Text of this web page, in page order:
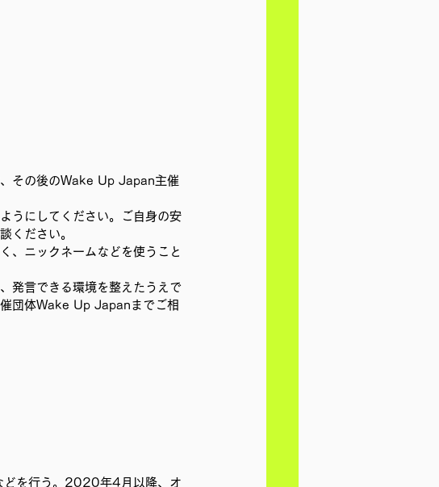
、その後のWake Up Japan主催
うにしてください。ご自身の安
ください。
、ニックネームなどを使うこと
発言できる環境を整えたうえで
団体Wake Up Japanまでご相
どを行う。2020年4月以降、オ